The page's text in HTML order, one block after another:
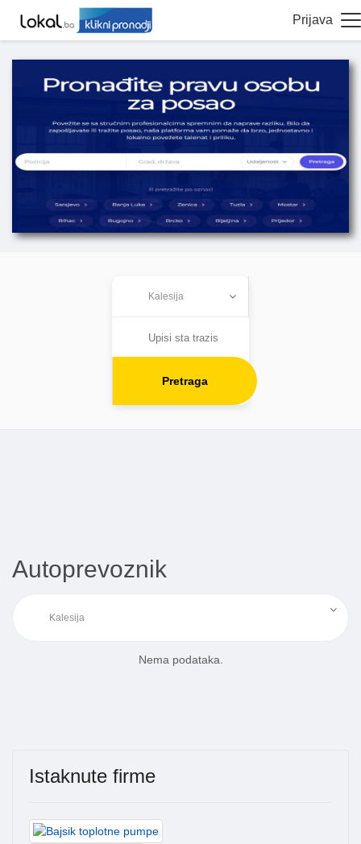
Prijava
Pretraga
Autoprevoznik
Nema podataka.
Istaknute firme